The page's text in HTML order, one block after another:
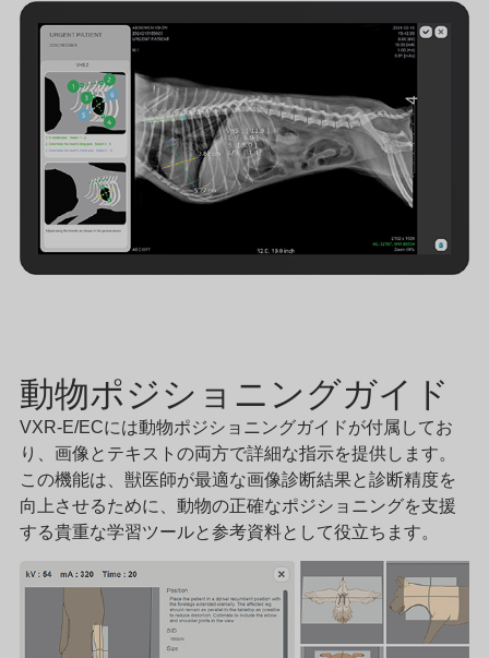
動物ポジショニングガイド
VXR-E/ECには動物ポジショニングガイドが付属してお
り、画像とテキストの両方で詳細な指示を提供します。
この機能は、獣医師が最適な画像診断結果と診断精度を
向上させるために、動物の正確なポジショニングを支援
する貴重な学習ツールと参考資料として役立ちます。